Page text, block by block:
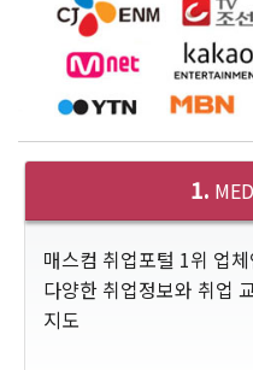
1.
매스컴 취업포털 1위 업
다양한 취업정보와 취업
지도